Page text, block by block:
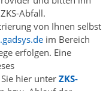
Abfall.
von Ihnen selbst
im Bereich
erfolgen. Eine
hier unter ZKS-